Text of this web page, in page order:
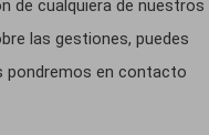
de cualquiera de nuestros
las gestiones, puedes
pondremos en contacto